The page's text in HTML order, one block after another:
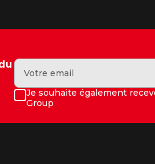
Je souhaite également
Group